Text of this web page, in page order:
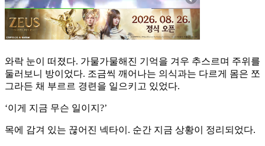
와락 눈이 떠졌다. 가물가물해진 기억을 겨우 추스르며 주위를
둘러보니 방이었다. 조금씩 깨어나는 의식과는 다르게 몸은 쪼
그라든 채 부르르 경련을 일으키고 있었다.
‘이게 지금 무슨 일이지?’
목에 감겨 있는 끊어진 넥타이. 순간 지금 상황이 정리되었다.